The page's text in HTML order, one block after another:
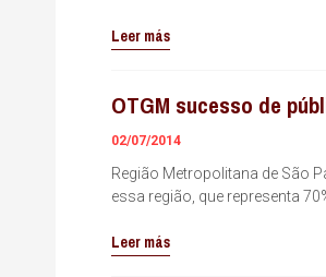
Leer más
OTGM sucesso de
02/07/2014
Região Metropolitana de São
essa região, que representa
Leer más